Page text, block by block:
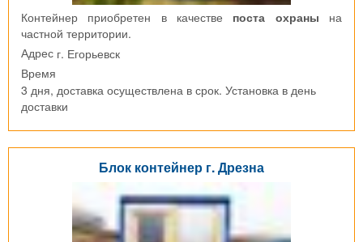
Контейнер приобретен в качестве поста охраны на
частной территории.
Адрес г. Егорьевск
Время
3 дня, доставка осуществлена в срок. Установка в день
доставки
Блок контейнер г. Дрезна